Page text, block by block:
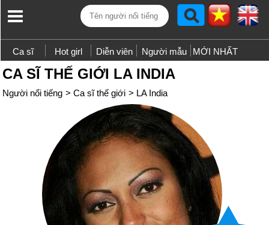
Ca sĩ Hot girl Diễn viên Người mẫu MỚI NHẤT
CA SĨ THẾ GIỚI LA INDIA
Người nổi tiếng > Ca sĩ thế giới > LA India